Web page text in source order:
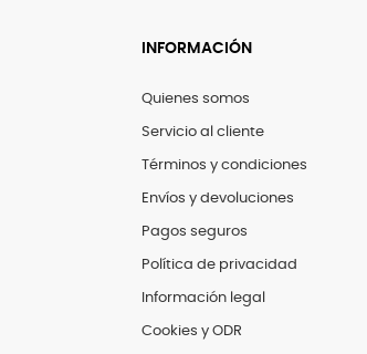
INFORMACIÓN
Quienes somos
Servicio al cliente
Términos y condiciones
Envíos y devoluciones
Pagos seguros
Política de privacidad
Información legal
Cookies y ODR